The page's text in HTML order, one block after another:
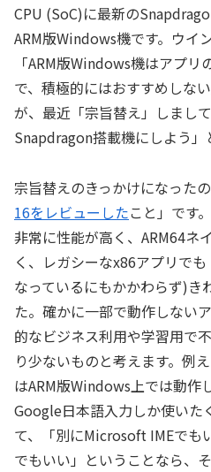
CPU (SoC)に最新の
ARM版Windows機です。ウイ
「ARM版Windows機はアプ
で、積極的にはおすすめしな
が、最近「宗旨替え」しまし
Snapdragon搭載機にしよう」
宗旨替えのきっかけになった
16をレビューしたこと」です
非常に性能が高く、ARM64ネ
く、レガシーなx86アプリで
なっているにもかかわらず)き
た。確かに一部で動作しない
的なビジネス利用や学習用で
り少ないものと考えます。例
はARM版Windows上では動作
Google日本語入力しか使いた
て、「別にMicrosoft IMEでも
でもいい」ということなら、